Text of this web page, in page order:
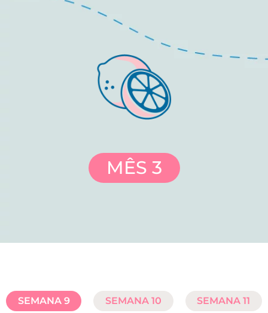
MÊS 3
SEMANA 9 SEMANA 10 SEMANA 11